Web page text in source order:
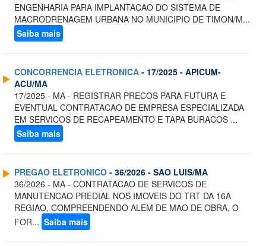
ENGENHARIA PARA IMPLANTACAO DO SISTEMA DE
MACRODRENAGEM URBANA NO MUNICIPIO DE TIMON/M...
Saiba mais
CONCORRENCIA ELETRONICA - 17/2025 - APICUM-
ACU/MA
17/2025 - MA - REGISTRAR PRECOS PARA FUTURA E
EVENTUAL CONTRATACAO DE EMPRESA ESPECIALIZADA
EM SERVICOS DE RECAPEAMENTO E TAPA BURACOS ...
Saiba mais
PREGAO ELETRONICO - 36/2026 - SAO LUIS/MA
36/2026 - MA - CONTRATACAO DE SERVICOS DE
MANUTENCAO PREDIAL NOS IMOVEIS DO TRT DA 16A
REGIAO, COMPREENDENDO ALEM DE MAO DE OBRA, O
FOR... Saiba mais